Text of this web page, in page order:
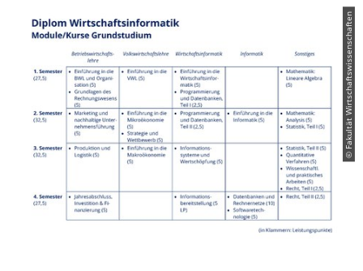
© Fakultät Wirtschaftswissenschaften